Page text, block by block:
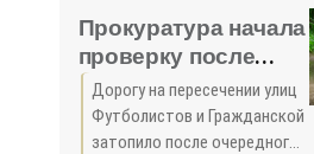
коллективы позже других
начали турнир и
Прокуратура начала
проверку после
дождя - «Общество
Крыма»
Дорогу на пересечении улиц
Футболистов и Гражданской
затопило после очередного